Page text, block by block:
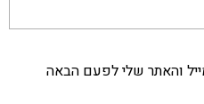
והאתר שלי לפעם הבאה